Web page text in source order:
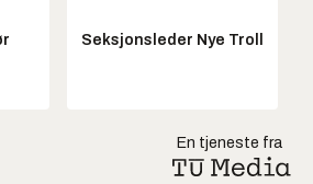
Seksjonsleder Nye Troll
En tjeneste fra